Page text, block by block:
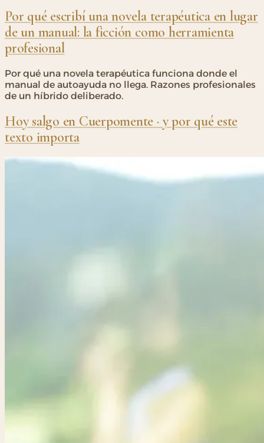
Por qué escribí una novela terapéutica en lugar
de un manual: la ficción como herramienta
profesional
Por qué una novela terapéutica funciona donde el
manual de autoayuda no llega. Razones profesionales
de un híbrido deliberado.
Hoy salgo en Cuerpomente · y por qué este
texto importa